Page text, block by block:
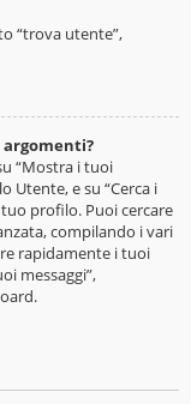
“trova utente”,
argomenti?
“Mostra i tuoi
Utente, e su “Cerca i
profilo. Puoi cercare
compilando i vari
rapidamente i tuoi
messaggi”,